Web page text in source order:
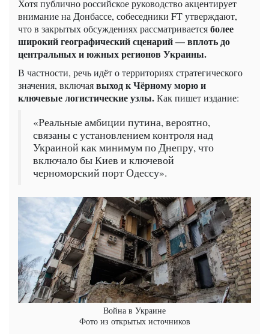
Хотя публично российское руководство акцентирует
внимание на Донбассе, собеседники FT утверждают,
что в закрытых обсуждениях рассматриваетсяболее
широкий географический сценарий — вплоть до
центральных и южных регионов Украины.
В частности, речь идёт о территориях стратегического
значения, включаявыход к Чёрному морю и
ключевые логистические узлы.Как пишет издание:
«Реальные амбиции путина, вероятно,
связаны с установлением контроля над
Украиной как минимум по Днепру, что
включало бы Киев и ключевой
черноморский порт Одессу».
Война в Украине
Фото из открытых источников